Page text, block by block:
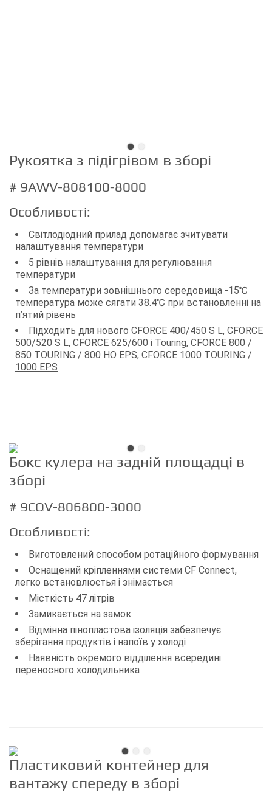
Рукоятка з підігрівом в зборі
# 9AWV-808100-8000
Особливості:
Світлодіодний прилад допомагає зчитувати
налаштування температури
5 рівнів налаштування для регулювання
температури
За температури зовнішнього середовища -15℃
температура може сягати 38.4℃ при встановленні на
п’ятий рівень
Підходить для нового CFORCE 400/450 S L, CFORCE
500/520 S L, CFORCE 625/600 і Touring, CFORCE 800 /
850 TOURING / 800 HO EPS, CFORCE 1000 TOURING /
1000 EPS
Бокс кулера на задній площадці в
зборі
# 9CQV-806800-3000
Особливості:
Виготовлений способом ротаційного формування
Оснащений кріпленнями системи CF Connect,
легко встановлюєтья і знімається
Місткість 47 літрів
Замикається на замок
Відмінна пінопластова ізоляція забезпечує
зберігання продуктів і напоїв у холоді
Наявність окремого відділення всередині
переносного холодильника
Пластиковий контейнер для
вантажу спереду в зборі